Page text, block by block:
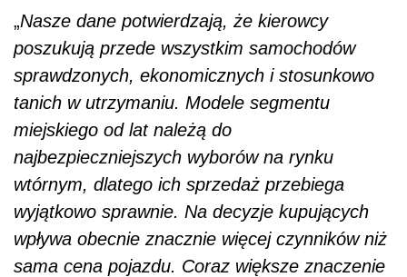
„Nasze dane potwierdzają, że kierowcy
poszukują przede wszystkim samochodów
sprawdzonych, ekonomicznych i stosunkowo
tanich w utrzymaniu. Modele segmentu
miejskiego od lat należą do
najbezpieczniejszych wyborów na rynku
wtórnym, dlatego ich sprzedaż przebiega
wyjątkowo sprawnie. Na decyzje kupujących
wpływa obecnie znacznie więcej czynników niż
sama cena pojazdu. Coraz większe znaczenie